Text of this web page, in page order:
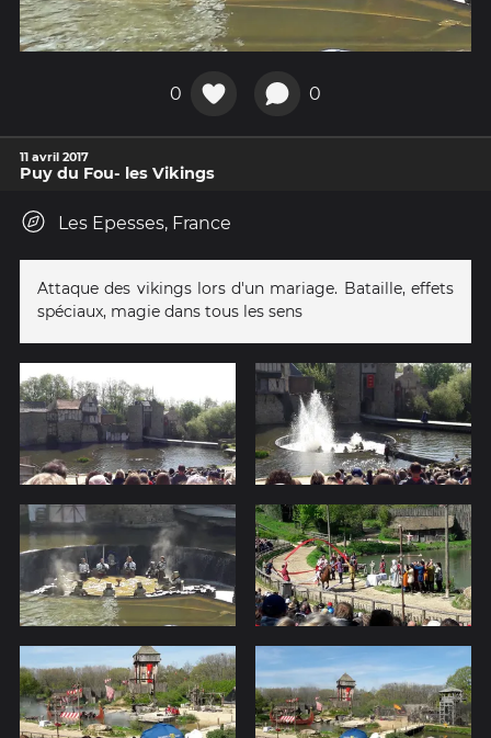
0 0
11 avril 2017
Puy du Fou- les Vikings
Les Epesses, France
Attaque des vikings lors d'un mariage. Bataille, effets
spéciaux, magie dans tous les sens